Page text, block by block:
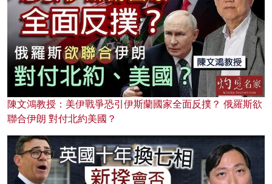
陳文鴻教授：美伊戰爭恐引伊斯蘭國家全面反撲？ 俄羅斯欲
聯合伊朗 對付北約美國？